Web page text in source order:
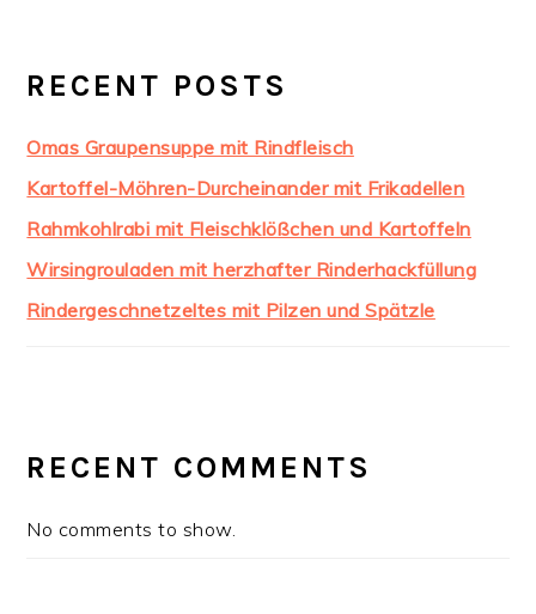
RECENT POSTS
Omas Graupensuppe mit Rindfleisch
Kartoffel-Möhren-Durcheinander mit Frikadellen
Rahmkohlrabi mit Fleischklößchen und Kartoffeln
Wirsingrouladen mit herzhafter Rinderhackfüllung
Rindergeschnetzeltes mit Pilzen und Spätzle
RECENT COMMENTS
No comments to show.